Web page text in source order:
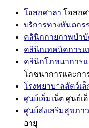
โอสถศาลา โอสถศ
บริการทางทันตกร
คลินิกกายภาพบำบั
คลินิกเทคนิคการแ
คลินิกโภชนาการ
โภชนาการและกา
โรงพยาบาลสัตว์เล็
ศูนย์เอ็มเน็ต ศูนย์เ
ศูนย์ส่งเสริมสุขภา
อายุ